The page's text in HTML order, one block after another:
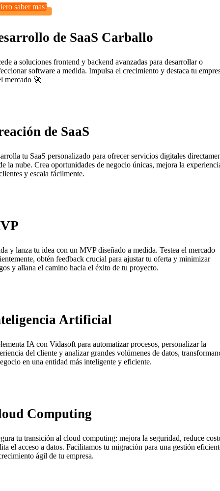
saber mas!
de SaaS Carballo
a soluciones frontend y backend avanzadas para desarrollar o
software a medida. Impulsa el crecimiento y destaca tu
mercado 🚀
de SaaS
tu SaaS personalizado para ofrecer servicios digitales
la nube. Crea oportunidades de negocio únicas, mejora la
y escala fácilmente.
y lanza tu idea con un MVP diseñado a medida. Testea el mercado
obtén feedback crucial para ajustar tu oferta y minimizar
y allana el camino hacia el éxito de tu proyecto.
Artificial
IA con Vidasoft para automatizar procesos, personalizar la
del cliente y analizar grandes volúmenes de datos,
en una entidad más inteligente y eficiente.
Computing
tu transición al cloud computing: mejora la seguridad, reduce
el acceso a datos. Facilitamos tu migración para una gestión
ágil de tu empresa.